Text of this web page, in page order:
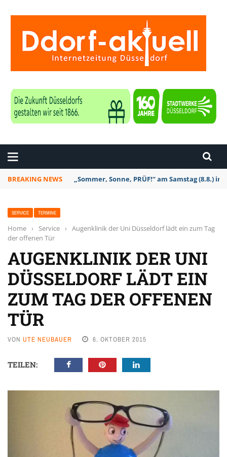
BREAKING NEWS „Sommer, Sonne, PRÜF!“ am Samstag (8.8.) in
SERVICE TERMINE
Home › Service › Augenklinik der Uni Düsseldorf lädt ein zum Tag
der offenen Tür
AUGENKLINIK DER UNI
DÜSSELDORF LÄDT EIN
ZUM TAG DER OFFENEN
TÜR
VON UTE NEUBAUER 6. OKTOBER 2015
TEILEN: